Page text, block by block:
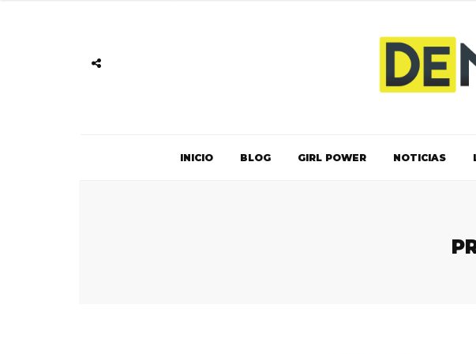
INICIO BLOG GIRL POWER NOTICIAS